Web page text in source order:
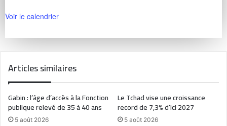
Voir le calendrier
Articles similaires
Gabin : l’âge d’accès à la Fonction
publique relevé de 35 à 40 ans
5 août 2026
Le Tchad vise une croissance
record de 7,3% d’ici 2027
5 août 2026